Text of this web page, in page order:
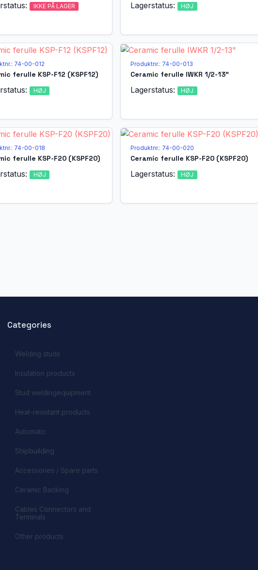
IKKE PÅ LAGER Lagerstatus: HØJ
74-00-012
ferulle KSP-F12 (KSPF12)
HØJ
Produktnr.: 74-00-013
Ceramic ferulle IWKR 1/2-13"
Lagerstatus: HØJ
74-00-018
ferulle KSP-F20 (KSPF20)
HØJ
Produktnr.: 74-00-020
Ceramic ferulle KSP-F20 (KSPF20)
Lagerstatus: HØJ
Categories
Welding studs
Insulation products
Stud weldingequipment
Heat-resistant products
Automatic
Shipbuilding
Accessories / Spare parts
Ceramic Backing
Cables Connectors and
Terminals
Other products